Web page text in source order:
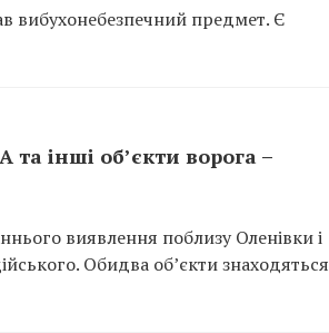
вибухонебезпечний предмет. Є
інші об’єкти ворога –
виявлення поблизу Оленівки і
Обидва об’єкти знаходяться